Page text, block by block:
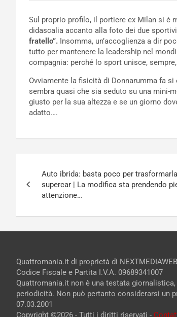
Sul proprio profilo, il portiere ex Milan si è
didascalia accanto alla foto dei due
fratello”. Insomma, un’accoglienza a dir
tutto per mantenere la leadership nel
compagnia: perché lo sport unisce,
Ovviamente la fisicità di Donnarumma fa
sembra quasi che sia seduto su una mini-
giusto per la sua altezza e se un giorno
adatto….
articoli
Auto ibrida: basta poco per
supercar | La modifica sta prendendo
attenzione…
Quattromania.it di proprietà di
Codice Fiscale e Partita I.V.A. 09689341007
Quattromania.it non è una testata
periodicità. Non può pertanto considerarsi un
07.03.2001
Copyright ©2026 - Tutti i diritti riservati -